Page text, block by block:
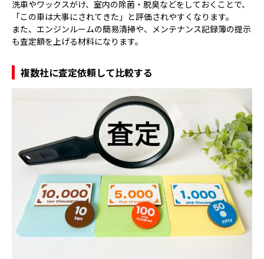
洗車やワックスがけ、室内の除菌・脱臭などをしておくことで、
「この車は大事にされてきた」と評価されやすくなります。
また、エンジンルームの簡易清掃や、メンテナンス記録簿の提示
も査定額を上げる材料になります。
複数社に査定依頼して比較する